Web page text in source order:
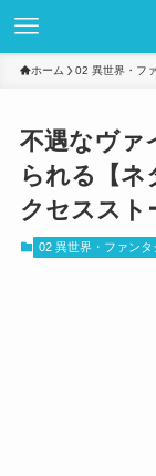
ホーム 02 異世界・フ
不遇なヴァ
られる【ネ
クセススト
02 異世界・ファンタ